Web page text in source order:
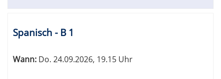
Spanisch - B 1
Wann: Do. 24.09.2026, 19.15 Uhr